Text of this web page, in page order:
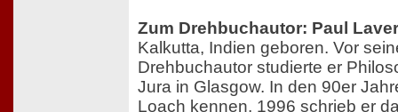
Zum Drehbuchautor: Paul
Kalkutta, Indien geboren. Vor
Drehbuchautor studierte er
Jura in Glasgow. In den 90er
Loach kennen, 1996 schrieb er